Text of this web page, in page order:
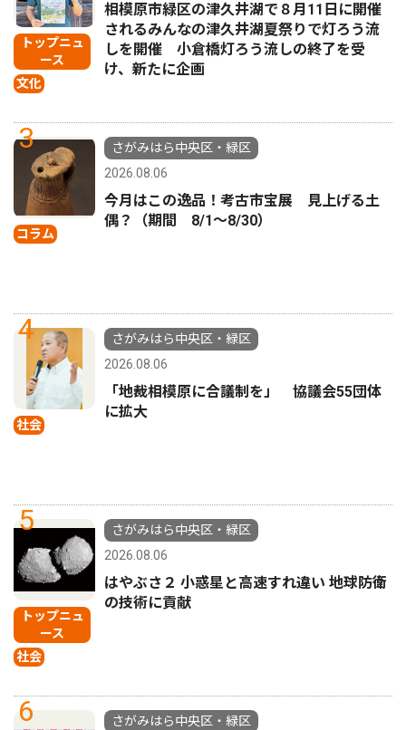
トップニュ
ース
文化
相模原市緑区の津久井湖で８月11日に開催
されるみんなの津久井湖夏祭りで灯ろう流
しを開催 小倉橋灯ろう流しの終了を受
け、新たに企画
3
コラム
さがみはら中央区・緑区
2026.08.06
今月はこの逸品！考古市宝展 見上げる土
偶？（期間 8/1〜8/30）
4
社会
さがみはら中央区・緑区
2026.08.06
「地裁相模原に合議制を」 協議会55団体
に拡大
5
トップニュ
ース
社会
さがみはら中央区・緑区
2026.08.06
はやぶさ２ 小惑星と高速すれ違い 地球防衛
の技術に貢献
6
さがみはら中央区・緑区